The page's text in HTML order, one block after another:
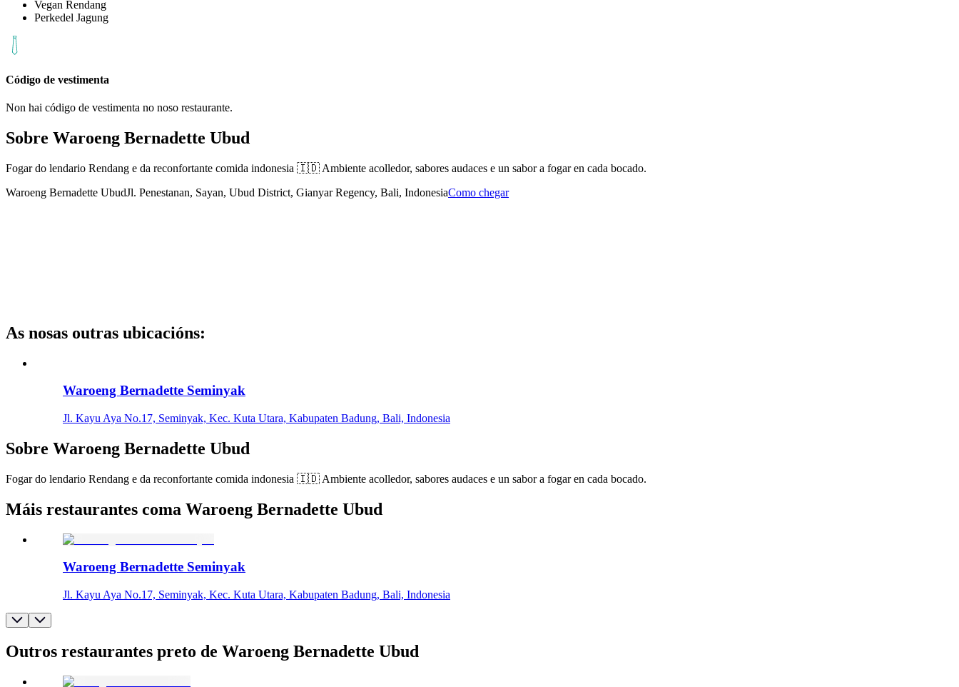
Vegan Rendang
Perkedel Jagung
Código de vestimenta
Non hai código de vestimenta no noso restaurante.
Sobre Waroeng Bernadette Ubud
Fogar do lendario Rendang e da reconfortante comida indonesia 🇮🇩 Ambiente acolledor, sabores audaces e un sabor a fogar en cada bocado.
Waroeng Bernadette UbudJl. Penestanan, Sayan, Ubud District, Gianyar Regency, Bali, IndonesiaComo chegar
As nosas outras ubicacións:
Waroeng Bernadette Seminyak
Jl. Kayu Aya No.17, Seminyak, Kec. Kuta Utara, Kabupaten Badung, Bali, Indonesia
Sobre Waroeng Bernadette Ubud
Fogar do lendario Rendang e da reconfortante comida indonesia 🇮🇩 Ambiente acolledor, sabores audaces e un sabor a fogar en cada bocado.
Máis restaurantes coma Waroeng Bernadette Ubud
Waroeng Bernadette Seminyak
Jl. Kayu Aya No.17, Seminyak, Kec. Kuta Utara, Kabupaten Badung, Bali, Indonesia
Outros restaurantes preto de Waroeng Bernadette Ubud